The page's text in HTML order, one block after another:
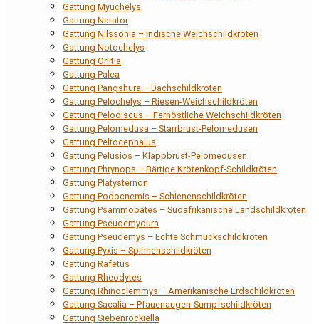
Gattung Myuchelys
Gattung Natator
Gattung Nilssonia – Indische Weichschildkröten
Gattung Notochelys
Gattung Orlitia
Gattung Palea
Gattung Pangshura – Dachschildkröten
Gattung Pelochelys – Riesen-Weichschildkröten
Gattung Pelodiscus – Fernöstliche Weichschildkröten
Gattung Pelomedusa – Starrbrust-Pelomedusen
Gattung Peltocephalus
Gattung Pelusios – Klappbrust-Pelomedusen
Gattung Phrynops – Bärtige Krötenkopf-Schildkröten
Gattung Platysternon
Gattung Podocnemis – Schienenschildkröten
Gattung Psammobates – Südafrikanische Landschildkröten
Gattung Pseudemydura
Gattung Pseudemys – Echte Schmuckschildkröten
Gattung Pyxis – Spinnenschildkröten
Gattung Rafetus
Gattung Rheodytes
Gattung Rhinoclemmys – Amerikanische Erdschildkröten
Gattung Sacalia – Pfauenaugen-Sumpfschildkröten
Gattung Siebenrockiella